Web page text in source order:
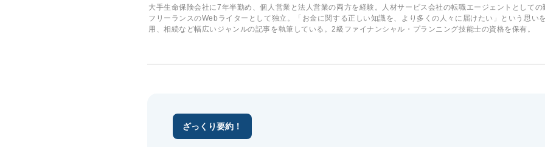
大手生命保険会社に7年半勤め、個人営業と法人営業の両方を経験。人材サービス会社の転職エージェントとして
フリーランスのWebライターとして独立。「お金に関する正しい知識を、より多くの人々に届けたい」という思い
用、相続など幅広いジャンルの記事を執筆している。2級ファイナンシャル・プランニング技能士の資格を保有。
ざっくり要約！